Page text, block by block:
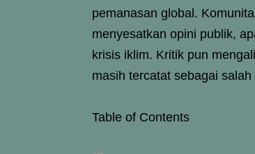
pemanasan global.
menyesatkan opini publik,
krisis iklim. Kritik pun
masih tercatat sebagai
Table of Contents